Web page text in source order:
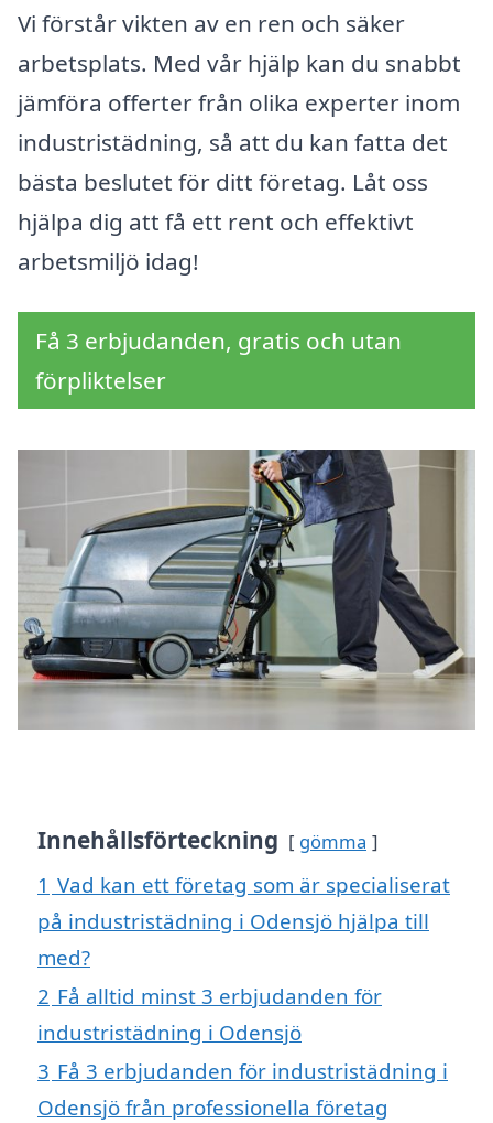
Vi förstår vikten av en ren och säker
arbetsplats. Med vår hjälp kan du snabbt
jämföra offerter från olika experter inom
industristädning, så att du kan fatta det
bästa beslutet för ditt företag. Låt oss
hjälpa dig att få ett rent och effektivt
arbetsmiljö idag!
Få 3 erbjudanden, gratis och utan
förpliktelser
Innehållsförteckning gömma
1 Vad kan ett företag som är specialiserat
på industristädning i Odensjö hjälpa till
med?
2 Få alltid minst 3 erbjudanden för
industristädning i Odensjö
3 Få 3 erbjudanden för industristädning i
Odensjö från professionella företag